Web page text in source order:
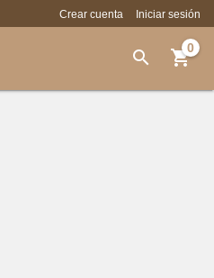
Crear cuenta Iniciar sesión
0
